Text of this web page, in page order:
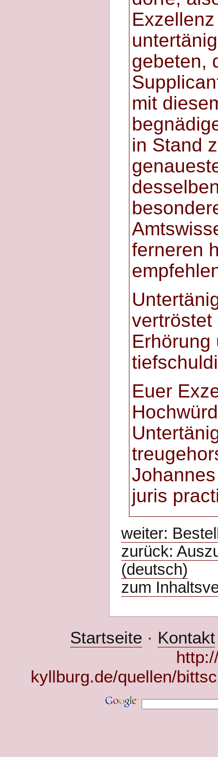
gebeten,
mit
in Stand
ferneren
vertröstet
Erhörung
Euer
juris
weiter:
zurück:
(deutsch)
zum
Startseite · Kontakt
kyllburg.de/quellen/